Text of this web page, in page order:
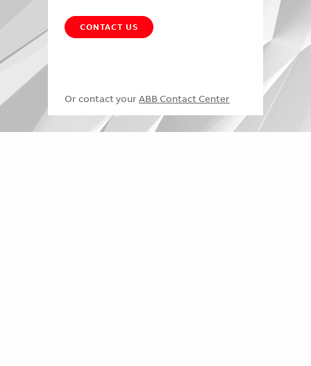
CONTACT US
Or contact your ABB Contact Center